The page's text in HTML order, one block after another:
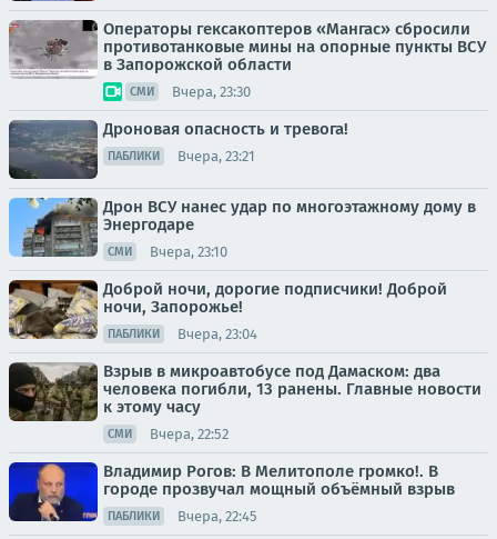
Операторы гексакоптеров «Мангас» сбросили
противотанковые мины на опорные пункты ВСУ
в Запорожской области
СМИ Вчера, 23:30
Дроновая опасность и тревога!
ПАБЛИКИ Вчера, 23:21
Дрон ВСУ нанес удар по многоэтажному дому в
Энергодаре
СМИ Вчера, 23:10
Доброй ночи, дорогие подписчики! Доброй
ночи, Запорожье!
ПАБЛИКИ Вчера, 23:04
Взрыв в микроавтобусе под Дамаском: два
человека погибли, 13 ранены. Главные новости
к этому часу
СМИ Вчера, 22:52
Владимир Рогов: В Мелитополе громко!. В
городе прозвучал мощный объёмный взрыв
ПАБЛИКИ Вчера, 22:45